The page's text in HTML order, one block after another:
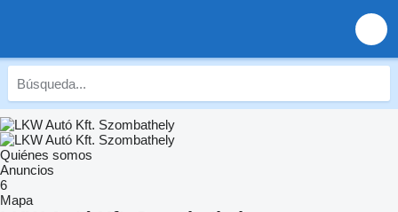
Quiénes somos
Anuncios
6
Mapa